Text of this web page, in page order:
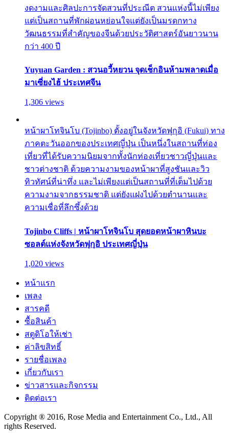
งดงามและศิลปะการจัดสวนที่ประณีต สวนแห่งนี้ไม่เพียง
แต่เป็นสถานที่พักผ่อนหย่อนใจแต่ยังเป็นมรดกทาง
วัฒนธรรมที่สำคัญของจีนด้วยประวัติศาสตร์อันยาวนาน
กว่า 400 ปี
Yuyuan Garden : สวนอวี้หยวน จุดเช็กอินห้ามพลาดเมื่อ
มาเซี่ยงไฮ้ ประเทศจีน
1,306 views
หน้าผาโทจินโบ (Tojinbo) ตั้งอยู่ในจังหวัดฟุกุอิ (Fukui) ทาง
ภาคตะวันออกของประเทศญี่ปุ่น เป็นหนึ่งในสถานที่ท่อง
เที่ยวที่ได้รับความนิยมจากทั้งนักท่องเที่ยวชาวญี่ปุ่นและ
ชาวต่างชาติ ด้วยความงามของหน้าผาที่สูงชันและวิว
ทิวทัศน์ที่น่าทึ่ง และไม่เพียงแต่เป็นสถานที่ที่เต็มไปด้วย
ความงามจากธรรมชาติ แต่ยังแฝงไปด้วยตำนานและ
ความเชื่อที่ลึกซึ้งด้วย
Tojinbo Cliffs | หน้าผาโทจินโบ สุดยอดหน้าผาหินบะ
ซอลต์แห่งจังหวัดฟุกุอิ ประเทศญี่ปุ่น
1,020 views
หน้าแรก
เพลง
สารคดี
ซื้อสินค้า
สตูดิโอให้เช่า
ค่าลิขสิทธิ์
รายชื่อเพลง
เกี่ยวกับเรา
ข่าวสารและกิจกรรม
ติดต่อเรา
Copyright ® 2016, Rose Media and Entertainment Co., Ltd., All
rights Reserved.